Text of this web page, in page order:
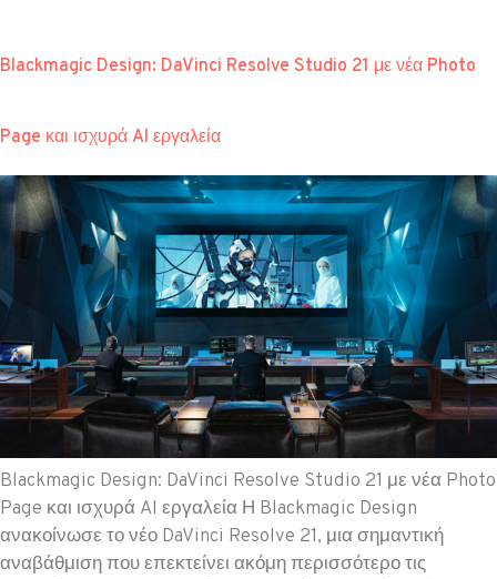
Blackmagic Design: DaVinci Resolve Studio 21 με νέα Photo
Page και ισχυρά AI εργαλεία
Blackmagic Design: DaVinci Resolve Studio 21 με νέα Photo
Page και ισχυρά AI εργαλεία Η Blackmagic Design
ανακοίνωσε το νέο DaVinci Resolve 21, μια σημαντική
αναβάθμιση που επεκτείνει ακόμη περισσότερο τις